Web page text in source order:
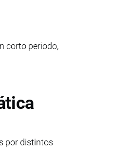
corto periodo,
por distintos